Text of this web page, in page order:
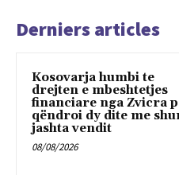
Derniers articles
Kosovarja humbi te
drejten e mbeshtetjes
financiare nga Zvicra
qëndroi dy dite me
jashta vendit
08/08/2026